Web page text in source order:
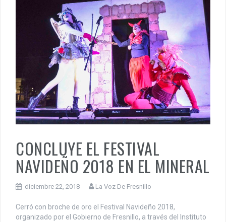
CONCLUYE EL FESTIVAL
NAVIDEÑO 2018 EN EL MINERAL
diciembre 22, 2018 La Voz De Fresnillo
Cerró con broche de oro el Festival Navideño 2018,
organizado por el Gobierno de Fresnillo, a través del Instituto